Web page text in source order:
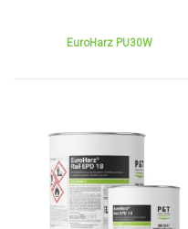
EuroHarz PU30W